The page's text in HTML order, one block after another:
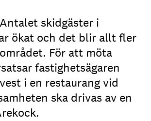
skidgäster i
ökat och det blir allt fler
För att möta
fastighetsägaren
i en restaurang vid
ska drivas av en